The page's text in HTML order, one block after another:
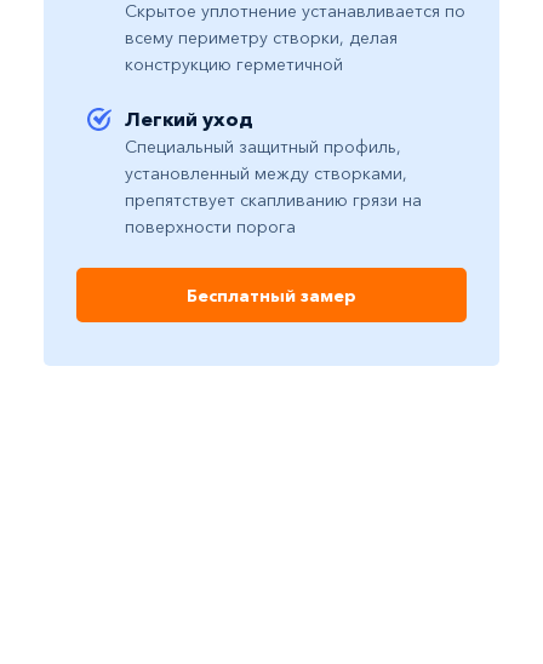
Бесплатный замер
Скрытое уплотнение устанавливается по
всему периметру створки, делая
конструкцию герметичной
Легкий уход​
Специальный защитный профиль,
установленный между створками,
препятствует скапливанию грязи на
поверхности порога